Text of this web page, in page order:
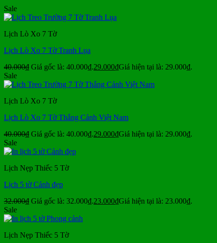
Sale
Lịch Lò Xo 7 Tờ
Lịch Lò Xo 7 Tờ Tranh Lụa
40.000₫ Giá gốc là: 40.000₫.29.000₫Giá hiện tại là: 29.000₫.
Sale
Lịch Lò Xo 7 Tờ
Lịch Lò Xo 7 Tờ Thắng Cảnh Việt Nam
40.000₫ Giá gốc là: 40.000₫.29.000₫Giá hiện tại là: 29.000₫.
Sale
Lịch Nẹp Thiếc 5 Tờ
Lịch 5 tờ Cảnh đẹp
32.000₫ Giá gốc là: 32.000₫.23.000₫Giá hiện tại là: 23.000₫.
Sale
Lịch Nẹp Thiếc 5 Tờ